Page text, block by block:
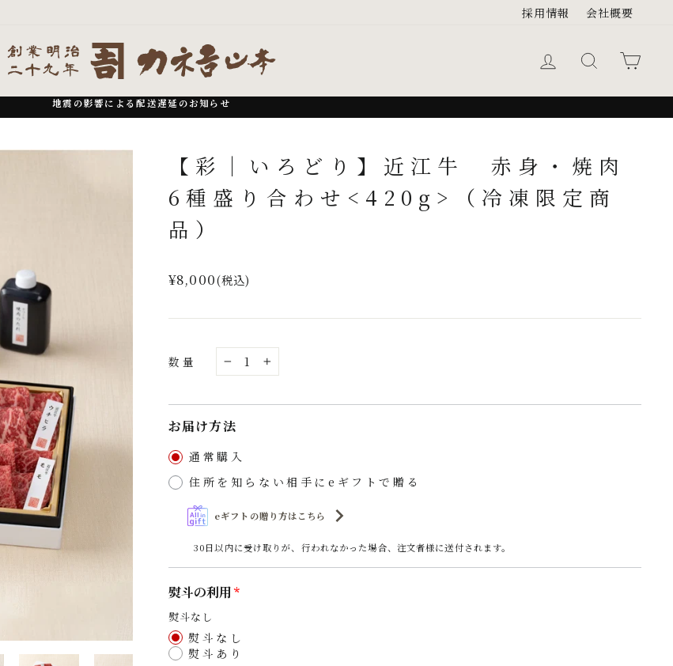
採用情報 会社概要
ログイン キーワード検
一
地震の影響による配送遅延のお知らせ
【彩｜いろどり】近江牛 赤身・焼肉
6種盛り合わせ<420g>（冷凍限定商
品）
通
価
¥8,000(税込)
数量
+
お届け方法
通常購入
住所を知らない相手にeギフトで贈る
eギフトの贈り方はこちら
30日以内に受け取りが、行われなかった場合、注文者様に送付されます。
熨斗の利用
熨斗なし
熨斗なし
熨斗あり